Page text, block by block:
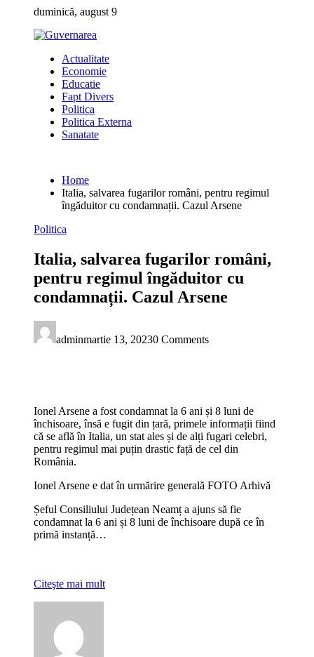
content
duminică, august 9
Actualitate
Economie
Educatie
Fapt Divers
Politica
Politica Externa
Sanatate
Home
Italia, salvarea fugarilor români, pentru regimul
îngăduitor cu condamnații. Cazul Arsene
Politica
Italia, salvarea fugarilor români,
pentru regimul îngăduitor cu
condamnații. Cazul Arsene
adminmartie 13, 20230 Comments
Ionel Arsene a fost condamnat la 6 ani și 8 luni de
închisoare, însă e fugit din țară, primele informații fiind
că se află în Italia, un stat ales și de alți fugari celebri,
pentru regimul mai puțin drastic față de cel din
România.
Ionel Arsene e dat în urmărire generală FOTO Arhivă
Șeful Consiliului Județean Neamț a ajuns să fie
condamnat la 6 ani și 8 luni de închisoare după ce în
primă instanță…
Citeşte mai mult